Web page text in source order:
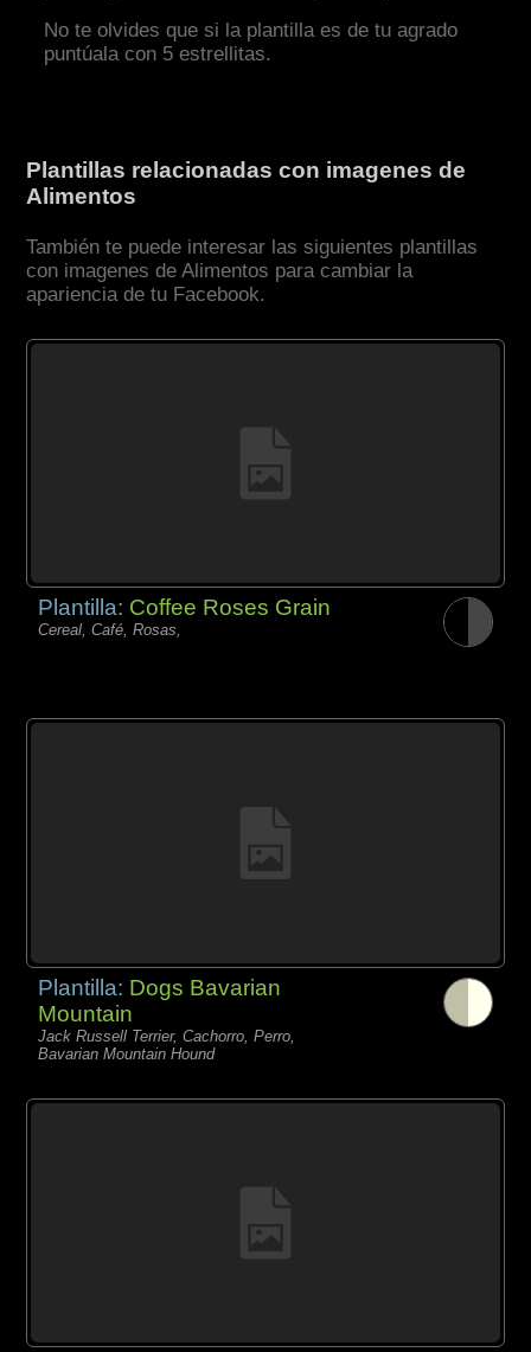
No te olvides que si la plantilla es de tu agrado
puntúala con 5 estrellitas.
Plantillas relacionadas con imagenes de
Alimentos
También te puede interesar las siguientes plantillas
con imagenes de Alimentos para cambiar la
apariencia de tu Facebook.
Plantilla: Coffee Roses Grain
Cereal, Café, Rosas,
Plantilla: Dogs Bavarian
Mountain
Jack Russell Terrier, Cachorro, Perro,
Bavarian Mountain Hound